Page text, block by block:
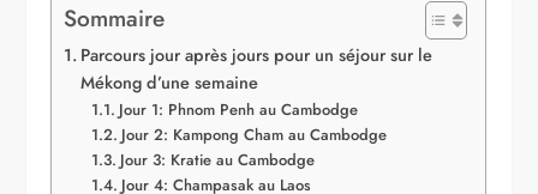
Sommaire
Parcours jour après jours pour un séjour sur le
Mékong d’une semaine
Jour 1: Phnom Penh au Cambodge
Jour 2: Kampong Cham au Cambodge
Jour 3: Kratie au Cambodge
Jour 4: Champasak au Laos